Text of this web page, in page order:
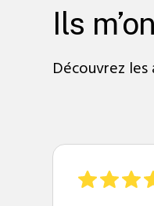
Ils
Découvrez